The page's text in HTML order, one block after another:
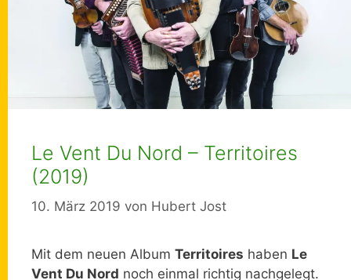
Le Vent Du Nord – Territoires
(2019)
10. März 2019 von Hubert Jost
Mit dem neuen Album Territoires haben Le
Vent Du Nord noch einmal richtig nachgelegt.